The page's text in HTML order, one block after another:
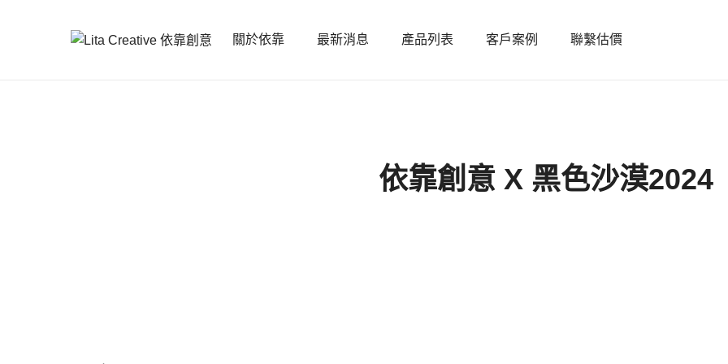
關於依靠 最新消息 產品列表 客戶案例 聯繫估價
依靠創意 X 黑色沙漠2024